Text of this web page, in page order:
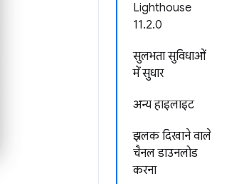
Lighthouse
11.2.0
सुलभता सुविधाओं
में सुधार
अन्य हाइलाइट
झलक दिखाने वाले
चैनल डाउनलोड
करना